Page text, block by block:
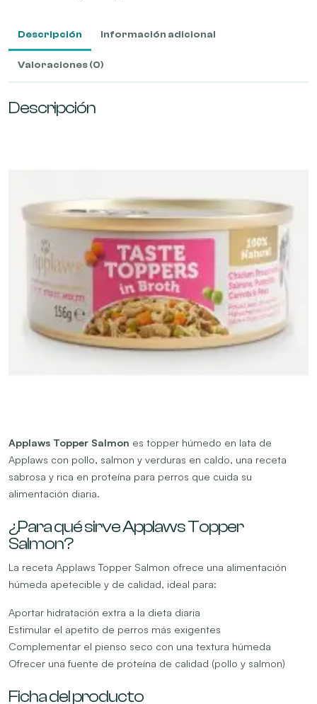
Descripción Información adicional
Valoraciones (0)
Descripción
Applaws Topper Salmon es topper húmedo en lata de
Applaws con pollo, salmon y verduras en caldo, una receta
sabrosa y rica en proteína para perros que cuida su
alimentación diaria.
¿Para qué sirve Applaws Topper
Salmon?
La receta Applaws Topper Salmon ofrece una alimentación
húmeda apetecible y de calidad, ideal para:
Aportar hidratación extra a la dieta diaria
Estimular el apetito de perros más exigentes
Complementar el pienso seco con una textura húmeda
Ofrecer una fuente de proteína de calidad (pollo y salmon)
Ficha del producto